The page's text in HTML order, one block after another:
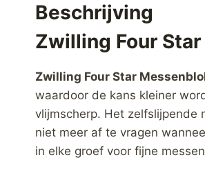
Beschrijving
Zwilling Four
Zwilling Four Star
waardoor de kans kleiner
vlijmscherp. Het zelfslijpende
niet meer af te vragen
in elke groef voor fijne